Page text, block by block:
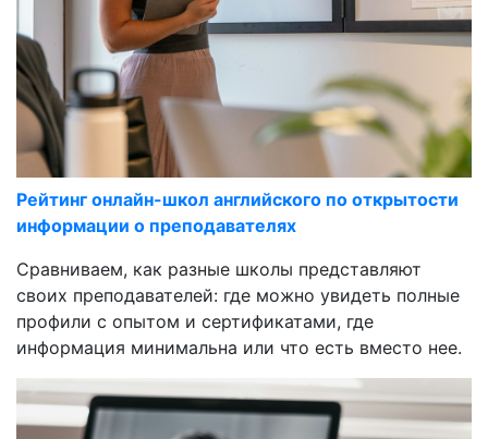
Рейтинг онлайн-школ английского по открытости
информации о преподавателях
Сравниваем, как разные школы представляют
своих преподавателей: где можно увидеть полные
профили с опытом и сертификатами, где
информация минимальна или что есть вместо нее.